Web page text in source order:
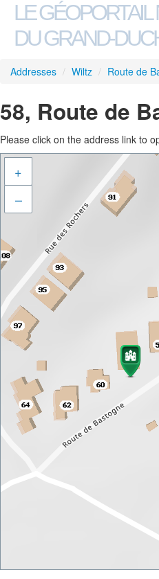
LE GÉOPORTAIL
DU GRAND-
Addresses / Wiltz / Route de
58, Route de
Please click on the address link to
+
–